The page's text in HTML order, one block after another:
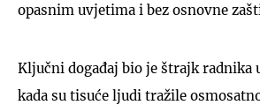
opasnim uvjetima i bez osnovne
Ključni događaj bio je štrajk radnika
kada su tisuće ljudi tražile